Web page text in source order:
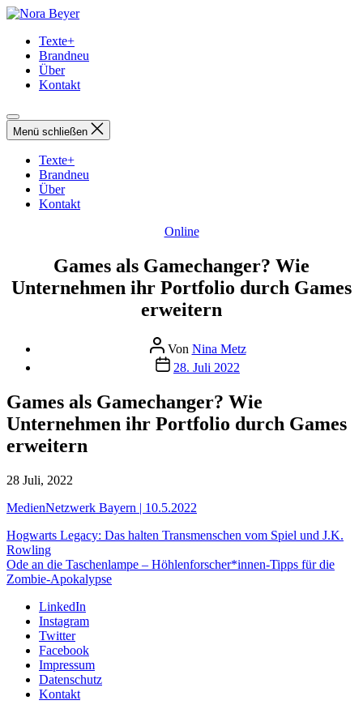
Direkt
Inhalt
wechseln
Nora
Texte+
Brandneu
Über
Kontakt
Menü schließen
Texte+
Brandneu
Über
Kontakt
Kategorien
Online
Games als Gamechanger? Wie
Unternehmen ihr Portfolio durch Games
erweitern
Beitragsautor
Von Nina Metz
Beitragsdatum
28. Juli 2022
Games als Gamechanger? Wie
Unternehmen ihr Portfolio durch Games
erweitern
28 Juli, 2022
MedienNetzwerk Bayern | 10.5.2022
Hogwarts Legacy: Das halten Transmenschen vom Spiel und J.K.
Rowling
Ode an die Taschenlampe – Höhlenforscher*innen-Tipps für die
Zombie-Apokalypse
LinkedIn
Instagram
Twitter
Facebook
Impressum
Datenschutz
Kontakt